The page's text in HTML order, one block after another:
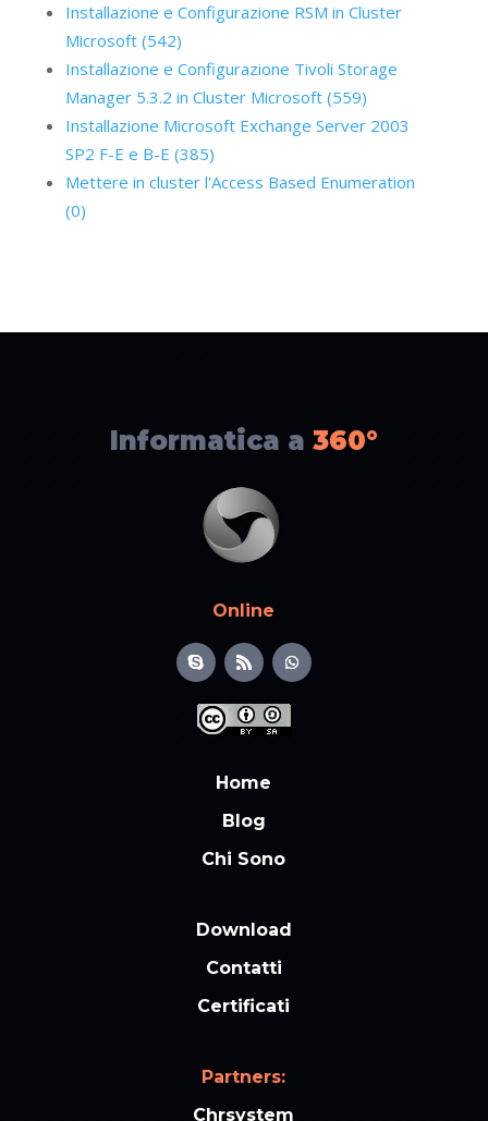
Installazione e Configurazione RSM in Cluster
Microsoft (542)
Installazione e Configurazione Tivoli Storage
Manager 5.3.2 in Cluster Microsoft (559)
Installazione Microsoft Exchange Server 2003
SP2 F-E e B-E (385)
Mettere in cluster l'Access Based Enumeration
(0)
Informatica a 360°
Online
Home
Blog
Chi Sono
Download
Contatti
Certificati
Partners:
Chrsystem